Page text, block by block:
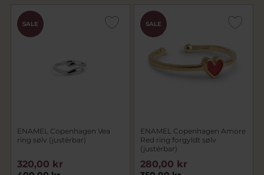
SALE
ENAMEL Copenhagen Vea
ring sølv (justérbar)
320,00 kr
SALE
ENAMEL Copenhagen Amore
Red ring forgyldt sølv
(justérbar)
280,00 kr